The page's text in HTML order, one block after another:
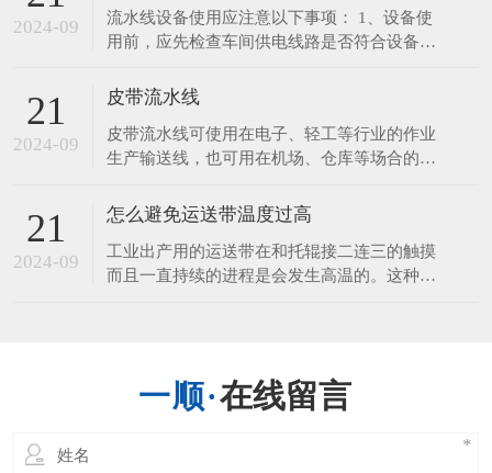
2024-09
流水线设备使用应注意以下事项： 1、设备使
用前，应先检查车间供电线路是否符合设备所
规定的相符。 2、定期检查各导线接通部份，
期检查各零部件的装配是否良好，紧固件有无
松动现象，机体内部有无其它异物声响。 4、
21
2024-09
皮带流水线
皮带流水线可使用在电子、轻工等行业的作业
生产输送线，也可用在机场、仓库等场合的物
户指定生产。 采用无级调速装置，输送速度
0.5～12m/min.可按客户指定调速范围生产。
生产用皮带线有长条工作台和独立工作台,线
体标准配置有置物台,照明,插座,工艺看板,
21
2024-09
怎么避免运送带温度过高
工业出产用的运送带在和托辊接二连三的触摸
而且一直持续的进程是会发生高温的。这种较
的，环境的不一样也有限制，运送带在开阔的
在线留言